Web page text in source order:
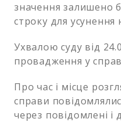
значення залишено
строку для усунення
Ухвалою суду від
провадження у
Про час і місце
справи
через повідомлені і